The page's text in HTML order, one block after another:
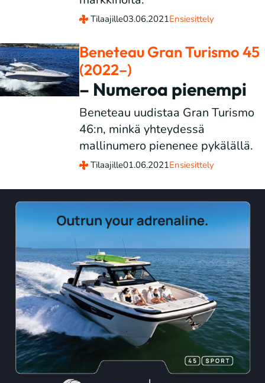
Tilaajille03.06.2021Ensiesittely
Beneteau Gran Turismo 45
(2022–)
– Numeroa pienempi
Beneteau uudistaa Gran Turismo
46:n, minkä yhteydessä
mallinumero pienenee pykälällä.
Tilaajille01.06.2021Ensiesittely